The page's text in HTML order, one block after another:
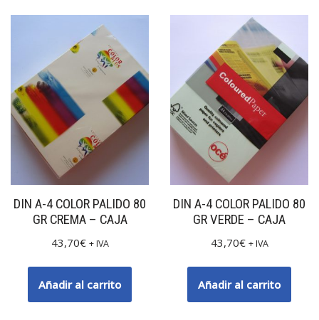
DIN A-4 COLOR PALIDO 80
GR CREMA – CAJA
43,70€ + IVA
Añadir al carrito
DIN A-4 COLOR PALIDO 80
GR VERDE – CAJA
43,70€ + IVA
Añadir al carrito